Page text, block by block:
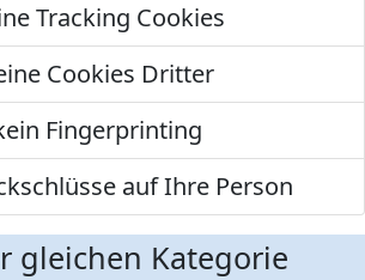
Tracking Cookies
Cookies Dritter
Fingerprinting
auf Ihre Person
gleichen Kategorie